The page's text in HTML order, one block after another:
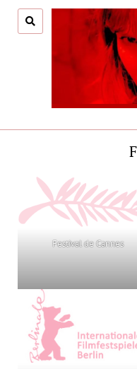
Festival de Cannes